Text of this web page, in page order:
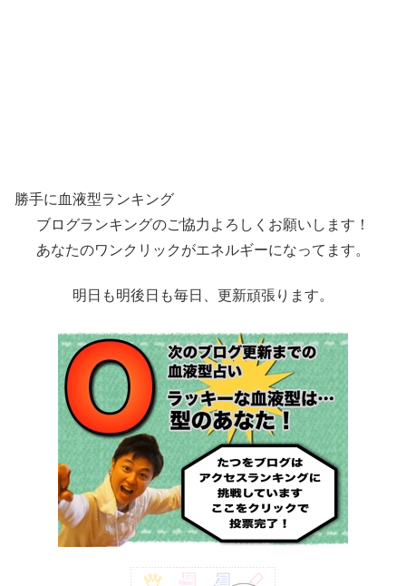
勝手に血液型ランキング
ブログランキングのご協力よろしくお願いします！
あなたのワンクリックがエネルギーになってます。
明日も明後日も毎日、更新頑張ります。